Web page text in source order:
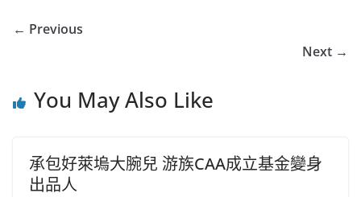
← Previous
Next →
You May Also Like
承包好萊塢大腕兒 游族CAA成立基金變身
出品人